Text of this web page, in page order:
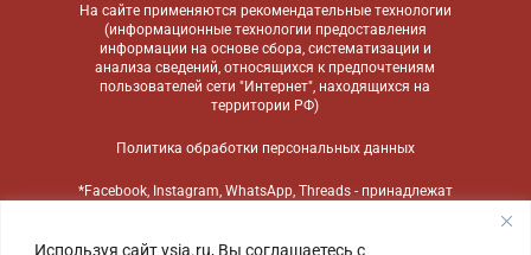
Используя сайт ysia.ru, Вы соглашаетесь с
На сайте применяются рекомендательные технологии
(информационные технологии предоставления
информации на основе сбора, систематизации и
анализа сведений, относящихся к предпочтениям
пользователей сети "Интернет", находящихся на
территории РФ)
Политика обработки персональных данных
*Facebook, Instagram, WhatsApp, Threads - принадлежат